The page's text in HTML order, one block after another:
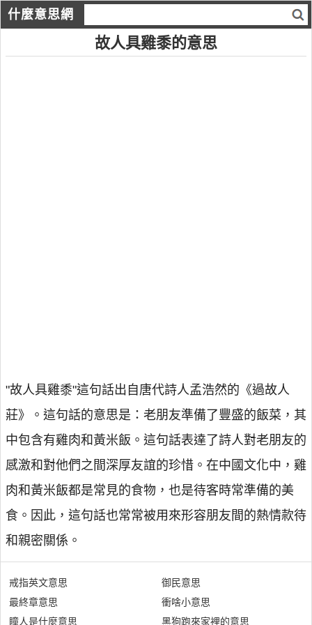
什麼意思網
故人具雞黍的意思
"故人具雞黍"這句話出自唐代詩人孟浩然的《過故人
莊》。這句話的意思是：老朋友準備了豐盛的飯菜，其
中包含有雞肉和黃米飯。這句話表達了詩人對老朋友的
感激和對他們之間深厚友誼的珍惜。在中國文化中，雞
肉和黃米飯都是常見的食物，也是待客時常準備的美
食。因此，這句話也常常被用來形容朋友間的熱情款待
和親密關係。
戒指英文意思
最終章意思
瞳人是什麼意思
御民意思
衝啥小意思
黑狗跑來家裡的意思